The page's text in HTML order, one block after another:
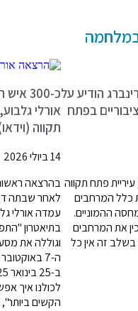
הודיע על
בפתח
פתח תקווה
כלל המרחבים
ההמוניים.
את המרחבים
בשלב זה אין כל
כ-
אורלי
תקווה
14 ביולי 2026
בהרצאה
לאחר שבתה
בתיאטרון
וגוללה את
לכולנו איך
הקשים